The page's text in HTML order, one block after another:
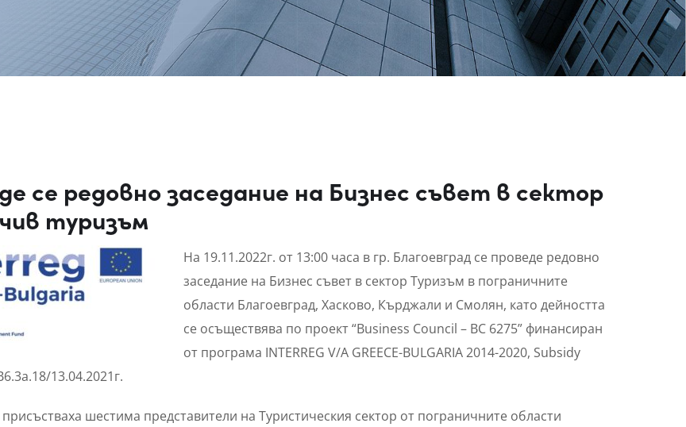
се редовно заседание на Бизнес съвет в сектор
туризъм
На 19.11.2022г. от 13:00 часа в гр. Благоевград се проведе редовно
заседание на Бизнес съвет в сектор Туризъм в пограничните
области Благоевград, Хасково, Кърджали и Смолян, като дейността
се осъществява по проект “Business Council – BC 6275” финансиран
от програма INTERREG V/A GREECE-BULGARIA 2014-2020, Subsidy
13.04.2021г.
шестима представители на Туристическия сектор от пограничните области